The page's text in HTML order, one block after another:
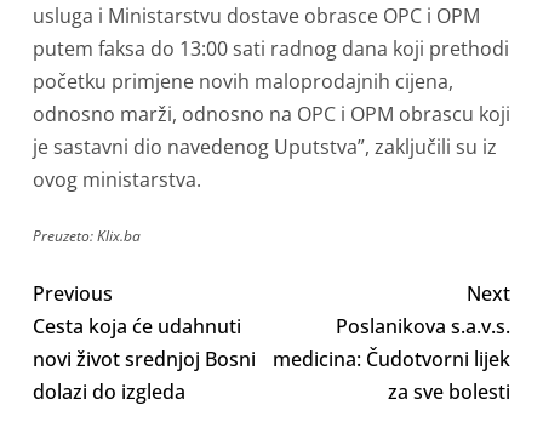
usluga i Ministarstvu dostave obrasce OPC i OPM
putem faksa do 13:00 sati radnog dana koji prethodi
početku primjene novih maloprodajnih cijena,
odnosno marži, odnosno na OPC i OPM obrascu koji
je sastavni dio navedenog Uputstva”, zaključili su iz
ovog ministarstva.
Preuzeto: Klix.ba
Previous
Cesta koja će udahnuti
novi život srednjoj Bosni
dolazi do izgleda
Next
Poslanikova s.a.v.s.
medicina: Čudotvorni lijek
za sve bolesti